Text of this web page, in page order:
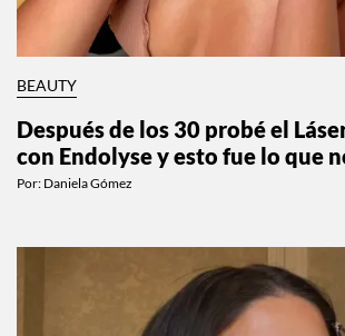
BEAUTY
Después de los 30 probé el
con Endolyse y esto fue lo que
Por: Daniela Gómez